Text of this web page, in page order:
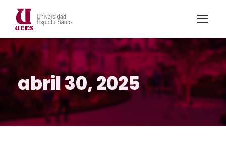
abril 30, 2025